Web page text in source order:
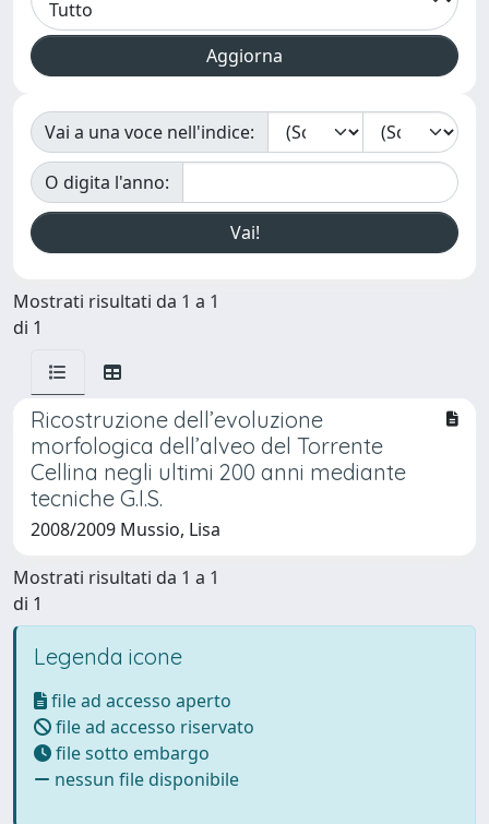
Vai a una voce nell'indice:
O digita l'anno:
Mostrati risultati da 1 a 1
di 1
Ricostruzione dell’evoluzione
morfologica dell’alveo del Torrente
Cellina negli ultimi 200 anni mediante
tecniche G.I.S.
2008/2009 Mussio, Lisa
Mostrati risultati da 1 a 1
di 1
Legenda icone
file ad accesso aperto
file ad accesso riservato
file sotto embargo
nessun file disponibile